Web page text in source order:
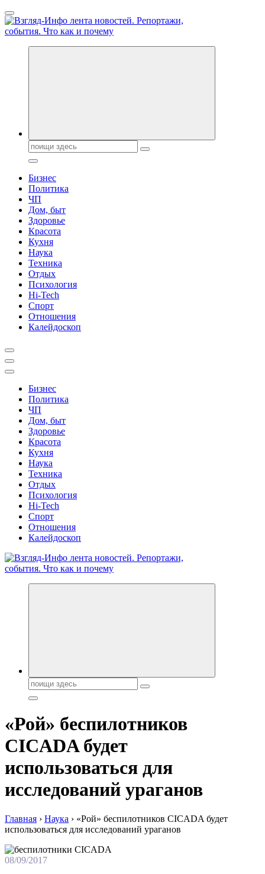
Перейти
к
содержанию
Обо всем и обо всех, что зачем и почему. Новости политики,
Поиск:
Бизнес
Политика
ЧП
Дом, быт
Здоровье
Красота
Кухня
Наука
Техника
Отдых
Психология
Hi-Tech
Спорт
Отношения
Калейдоскоп
Бизнес
Политика
ЧП
Дом, быт
Здоровье
Красота
Кухня
Наука
Техника
Отдых
Психология
Hi-Tech
Спорт
Отношения
Калейдоскоп
Обо всем и обо всех, что зачем и почему. Новости политики,
Поиск:
«Рой» беспилотников
CICADA будет
использоваться для
исследований ураганов
Главная › Наука › «Рой» беспилотников CICADA будет
использоваться для исследований ураганов
08/09/2017